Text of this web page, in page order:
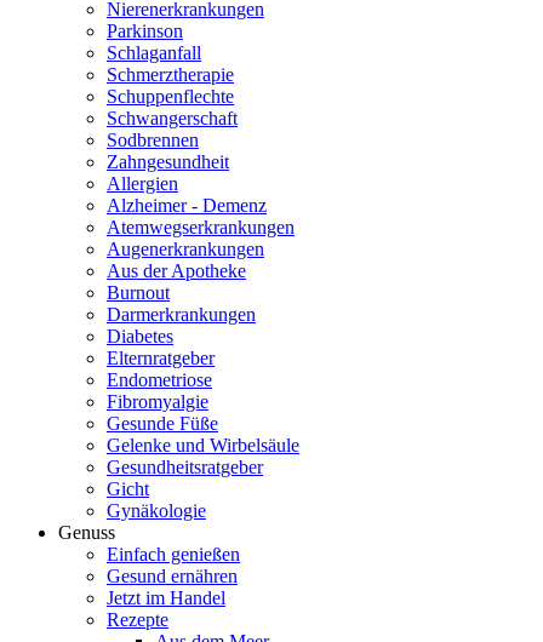
Nierenerkrankungen
Parkinson
Schlaganfall
Schmerztherapie
Schuppenflechte
Schwangerschaft
Sodbrennen
Zahngesundheit
Allergien
Alzheimer - Demenz
Atemwegserkrankungen
Augenerkrankungen
Aus der Apotheke
Burnout
Darmerkrankungen
Diabetes
Elternratgeber
Endometriose
Fibromyalgie
Gesunde Füße
Gelenke und Wirbelsäule
Gesundheitsratgeber
Gicht
Gynäkologie
Genuss
Einfach genießen
Gesund ernähren
Jetzt im Handel
Rezepte